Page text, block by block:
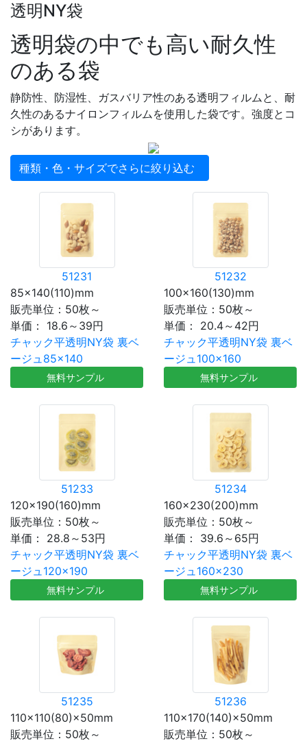
透明NY袋
透明袋の中でも高い耐久性
のある袋
静防性、防湿性、ガスバリア性のある透明フィルムと、耐
久性のあるナイロンフィルムを使用した袋です。強度とコ
シがあります。
種類・色・サイズでさらに絞り込む
51231
85×140(110)mm
販売単位：50枚～
単価：
18.6～39円
チャック平透明NY袋 裏ベ
ージュ85×140
無料サンプル
51232
100×160(130)mm
販売単位：50枚～
単価：
20.4～42円
チャック平透明NY袋 裏ベ
ージュ100×160
無料サンプル
51233
120×190(160)mm
販売単位：50枚～
単価：
28.8～53円
チャック平透明NY袋 裏ベ
ージュ120×190
無料サンプル
51234
160×230(200)mm
販売単位：50枚～
単価：
39.6～65円
チャック平透明NY袋 裏ベ
ージュ160×230
無料サンプル
51235
110×110(80)×50mm
販売単位：50枚～
51236
110×170(140)×50mm
販売単位：50枚～